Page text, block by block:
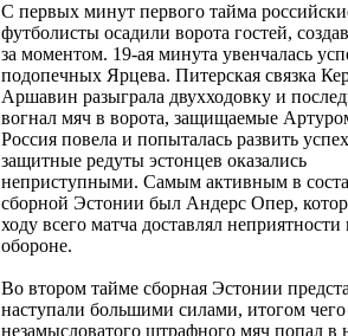
С первых минут первого тайма
футболисты осадили ворота гостей,
за моментом. 19-ая минута увенчалась
подопечных Ярцева. Питерская связка
Аршавин разыграла двухходовку и
вогнал мяч в ворота, защищаемые
Россия повела и попыталась развить
защитные редуты эстонцев оказались
неприступными. Самым активным в
сборной Эстонии был Андерс Опер,
ходу всего матча доставлял
обороне.
Во втором тайме сборная Эстонии
наступали большими силами, итогом
незамысловатого штрафного мяч попал в